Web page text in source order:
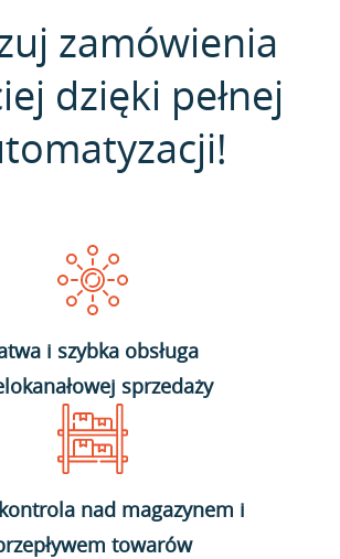
zamówienia
dzięki pełnej
i szybka obsługa
sprzedaży
kontrola nad magazynem i
towarów